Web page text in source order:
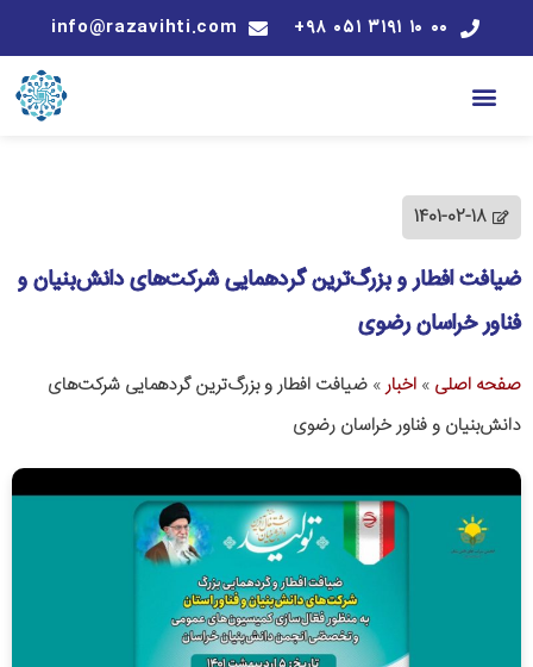
۰۰ ۱۰ ۳۱۹۱ ۰۵۱ ۹۸+ info@razavihti.com
1401-02-18
ضیافت افطار و بزرگ‌ترین گردهمایی شرکت‌های دانش‌بنیان و
فناور خراسان رضوی
صفحه اصلی » اخبار» ضیافت افطار و بزرگ‌ترین گردهمایی شرکت‌های
دانش‌بنیان و فناور خراسان رضوی